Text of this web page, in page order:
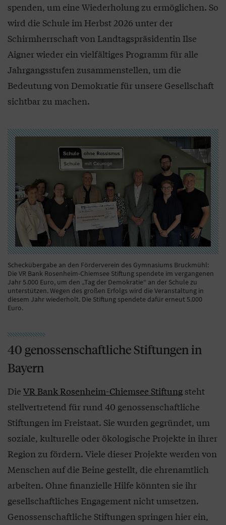
spenden, um eine Wiederholung zu ermöglichen. So
wird die Schule im Herbst 2026 unter der
Schirmherrschaft von Landtagspräsidentin Ilse
Aigner wieder ein vielfältiges Programm für alle
Jahrgangsstufen zusammenstellen, um die
Bedeutung von Demokratie für unsere Gesellschaft
sichtbar zu machen.
Scheckübergabe an den Förderverein des Gymnasiums Bruckmühl:
Die VR Bank Rosenheim-Chiemsee Stiftung spendete im vergangenen
Jahr 5.000 Euro, um den „Tag der Demokratie“ an der Schule zu
unterstützen. Wegen des großen Erfolgs wird die Veranstaltung in
diesem Jahr wiederholt. Die Stiftung spendete dafür erneut 5.000
Euro.
40 genossenschaftliche Stiftungen in
Bayern
Die VR Bank Rosenheim-Chiemsee Stiftung steht
stellvertretend für rund 40 genossenschaftliche
Stiftungen im Freistaat. Sie wurden gegründet, um
soziale, kulturelle oder ökologische Projekte in ihrer
Region zu fördern. Viele dieser Projekte werden von
Menschen auf die Beine gestellt, die ehrenamtlich
arbeiten. Ohne finanzielle Hilfe könnten sie ihr
gesellschaftliches Engagement nicht umsetzen.
Genossenschaftliche Stiftungen springen hier ein,